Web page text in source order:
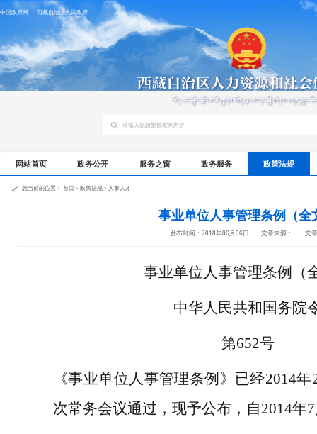
中国政府网 西藏自治区人民政府
网站首页 政务公开 服务之窗 政务服务 政策法规
您当前的位置： 首页> 政策法规 > 人事人才
事业单位人事管理条例（全
发布时间：2018年06月06日 文章来源： 文
事业单位人事管理条例（
中华人民共和国务院
第652号
《事业单位人事管理条例》已经2014年
次常务会议通过，现予公布，自2014年7